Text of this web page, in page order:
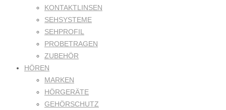
KONTAKTLINSEN
SEHSYSTEME
SEHPROFIL
PROBETRAGEN
ZUBEHÖR
HÖREN
MARKEN
HÖRGERÄTE
GEHÖRSCHUTZ